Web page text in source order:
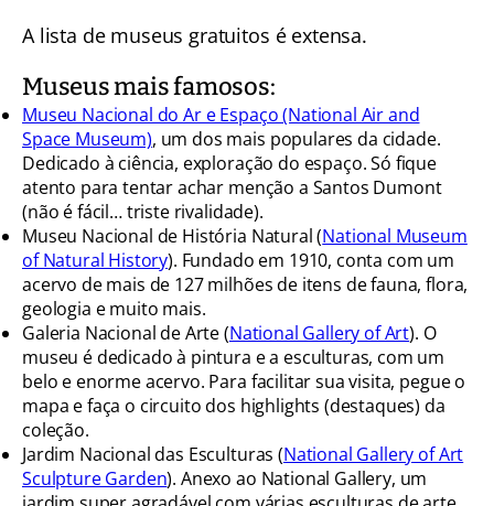
A lista de museus gratuitos é extensa.
Museus mais famosos:
Museu Nacional do Ar e Espaço (National Air and
Space Museum), um dos mais populares da cidade.
Dedicado à ciência, exploração do espaço. Só fique
atento para tentar achar menção a Santos Dumont
(não é fácil… triste rivalidade).
Museu Nacional de História Natural (National Museum
of Natural History). Fundado em 1910, conta com um
acervo de mais de 127 milhões de itens de fauna, flora,
geologia e muito mais.
Galeria Nacional de Arte (National Gallery of Art). O
museu é dedicado à pintura e a esculturas, com um
belo e enorme acervo. Para facilitar sua visita, pegue o
mapa e faça o circuito dos highlights (destaques) da
coleção.
Jardim Nacional das Esculturas (National Gallery of Art
Sculpture Garden). Anexo ao National Gallery, um